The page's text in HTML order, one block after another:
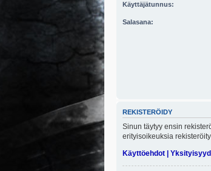
Käyttäjätunnus:
Salasana:
REKISTERÖIDY
Sinun täytyy ensin
erityisoikeuksia
Käyttöehdot |